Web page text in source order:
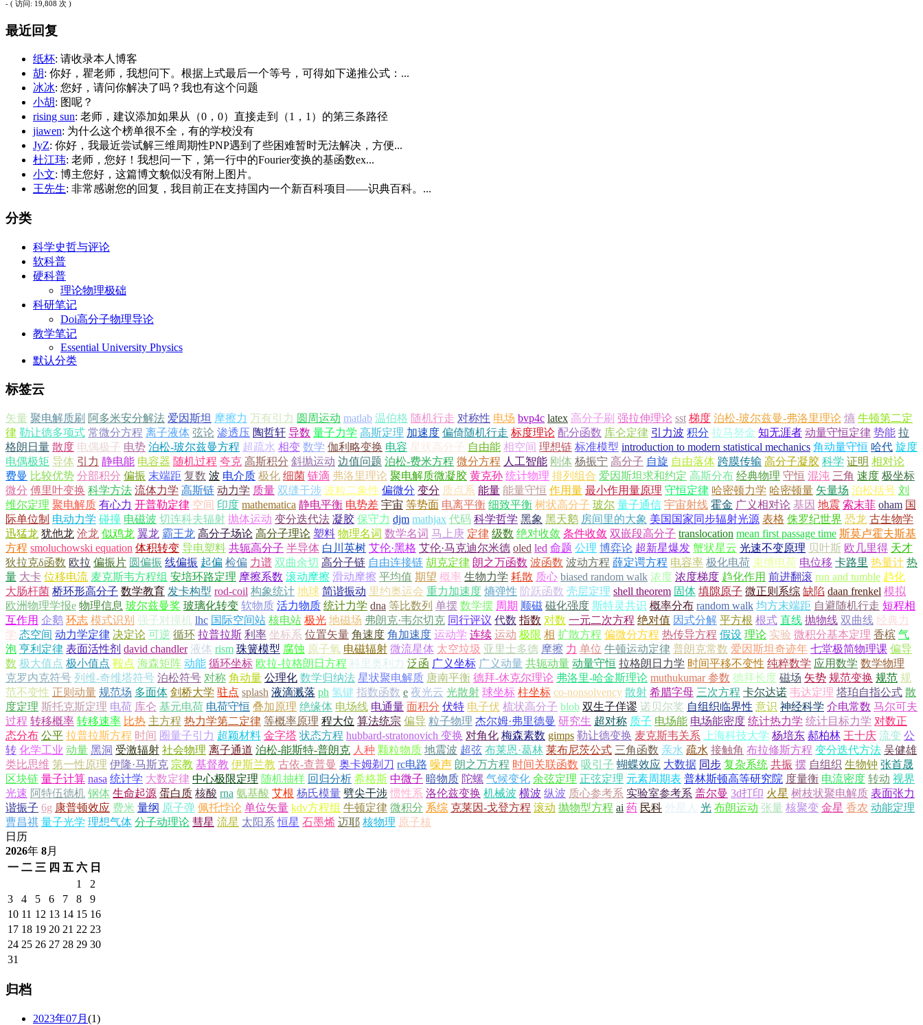
- ( 访问: 19,808 次 )
最近回复
纸杯: 请收录本人博客
胡: 你好，瞿老师，我想问下。根据上式最后一个等号，可得如下递推公式：...
冰冰: 您好，请问你解决了吗？我也有这个问题
小胡: 图呢？
rising sun: 老师，建议添加如果从（0，0）直接走到（1，1）的第三条路径
jiawen: 为什么这个榜单很不全，有的学校没有
JyZ: 你好，我最近尝试解三维周期性PNP遇到了些困难暂时无法解决，方便...
杜江玮: 老师，您好！我想问一下，第一行中的Fourier变换的基函数ex...
小文: 博主您好，这篇博文貌似没有附上图片。
王先生: 非常感谢您的回复，我目前正在支持国内一个新百科项目——识典百科。...
分类
科学史哲与评论
软科普
硬科普
理论物理极础
科研笔记
Doi高分子物理导论
教学笔记
Essential University Physics
默认分类
标签云
矢量 聚电解质刷 阿多米安分解法 爱因斯坦 摩擦力 万有引力 圆周运动 matlab 温伯格 随机行走 对称性 电场 bvp4c latex 高分子刷 强拉伸理论 sst 梯度 泊松-玻尔兹曼-弗洛里理论 熵 牛顿第二定
律 勒让德多项式 常微分方程 离子液体 弦论 渗透压 陶哲轩 导数 量子力学 高斯定理 加速度 偏倚随机行走 标度理论 配分函数 库仑定律 引力波 积分 拉马努金 知无涯者 动量守恒定律 势能 拉
格朗日量 散度 电偶极子 电势 泊松-玻尔兹曼方程 超疏水 相变 数学 伽利略变换 电容 星状高分子 自由能 相空间 理想链 标准模型 introduction to modern statistical mechanics 角动量守恒 哈代 旋度
电偶极矩 导体 引力 静电能 电容器 随机过程 夸克 高斯积分 斜抛运动 边值问题 泊松-费米方程 微分方程 人工智能 刚体 杨振宁 高分子 自旋 自由落体 跨膜传输 高分子凝胶 科学 证明 相对论
费曼 比较优势 分部积分 偏振 末端距 复数 波 电介质 极化 细菌 链滴 弗洛里理论 聚电解质微凝胶 黄克孙 统计物理 排列组合 爱因斯坦求和约定 高斯分布 经典物理 守恒 混沌 三角 速度 极坐标
微分 傅里叶变换 科学方法 流体力学 高斯链 动力学 质量 双缝干涉 波粒二象性 偏微分 变分 质点系 能量 能量守恒 作用量 最小作用量原理 守恒定律 哈密顿力学 哈密顿量 矢量场 泊松括号 刘
维尔定理 聚电解质 有心力 开普勒定律 空间 印度 mathematica 静电平衡 电势差 宇宙 等势面 电离平衡 细致平衡 树状高分子 玻尔 量子通信 宇宙射线 霍金 广义相对论 基因 地震 索末菲 oham 国
际单位制 电动力学 碰撞 电磁波 切连科夫辐射 抛体运动 变分迭代法 凝胶 保守力 djm mathjax 代码 科学哲学 黑象 黑天鹅 房间里的大象 美国国家同步辐射光源 表格 侏罗纪世界 恐龙 古生物学
迅猛龙 犹他龙 沧龙 似鸡龙 翼龙 霸王龙 高分子场论 高分子理论 塑料 物理名词 数学名词 马上庚 定律 级数 绝对收敛 条件收敛 双嵌段高分子 translocation mean first passage time 斯莫卢霍夫斯基
方程 smoluchowski equation 体积转变 导电塑料 共轭高分子 半导体 白川英树 艾伦·黑格 艾伦·马克迪尔米德 oled led 命题 公理 博弈论 超新星爆发 蟹状星云 光速不变原理 贝叶斯 欧几里得 天才
狄拉克δ函数 欧拉 偏振片 圆偏振 线偏振 起偏 检偏 力谱 双曲余切 高分子链 自由连接链 胡克定律 朗之万函数 波函数 波动方程 薛定谔方程 电容率 极化电荷 束缚电荷 电位移 卡路里 热量计 热
量 大卡 位移电流 麦克斯韦方程组 安培环路定理 摩擦系数 滚动摩擦 滑动摩擦 平均值 期望 概率 生物力学 耗散 质心 biased random walk 浓度 浓度梯度 趋化作用 前进翻滚 run and tumble 趋化
大肠杆菌 桥环形高分子 数学教育 发卡构型 rod-coil 构象统计 地球 简谐振动 里约奥运会 重力加速度 熵弹性 阶跃函数 壳层定理 shell theorem 固体 填隙原子 微正则系综 缺陷 daan frenkel 模拟
欧洲物理学报e 物理信息 玻尔兹曼奖 玻璃化转变 软物质 活力物质 统计力学 dna 等比数列 单摆 数学摆 周期 顺磁 磁化强度 斯特灵共识 概率分布 random walk 均方末端距 自避随机行走 短程相
互作用 企鹅 环志 模式识别 强子对撞机 lhc 国际空间站 核电站 极光 地磁场 弗朗克·韦尔切克 同行评议 代数 指数 对数 一元二次方程 绝对值 因式分解 平方根 根式 直线 抛物线 双曲线 经典力
学 态空间 动力学定律 决定论 可逆 循环 拉普拉斯 利率 坐标系 位置矢量 角速度 角加速度 运动学 连续 运动 极限 相 扩散方程 偏微分方程 热传导方程 假设 理论 实验 微积分基本定理 香槟 气
泡 亨利定律 表面活性剂 david chandler 液体 rism 珠簧模型 腐蚀 原子氧 电磁辐射 微流星体 太空垃圾 亚里士多德 摩擦 力 单位 牛顿运动定律 普朗克常数 爱因斯坦奇迹年 七堂极简物理课 偏导
数 极大值点 极小值点 鞍点 海森矩阵 动能 循环坐标 欧拉-拉格朗日方程 科里奥利力 泛函 广义坐标 广义动量 共轭动量 动量守恒 拉格朗日力学 时间平移不变性 纯粹数学 应用数学 数学物理
克罗内克符号 列维-奇维塔符号 泊松符号 对称 角动量 公理化 数学归纳法 星状聚电解质 唐南平衡 德拜-休克尔理论 弗洛里-哈金斯理论 muthukumar 参数 德拜长度 磁场 矢势 规范变换 规范 规
范不变性 正则动量 规范场 多面体 剑桥大学 驻点 splash 液滴溅落 ph 氢键 指数函数 e 夜光云 光散射 球坐标 柱坐标 co-nonsolvency 散射 希腊字母 三次方程 卡尔达诺 韦达定理 塔珀自指公式 散
度定理 斯托克斯定理 电荷 库仑 基元电荷 电荷守恒 叠加原理 绝缘体 电场线 电通量 面积分 伏特 电子伏 梳状高分子 blob 双生子佯谬 诺贝尔奖 自组织临界性 意识 神经科学 介电常数 马尔可夫
过程 转移概率 转移速率 比热 主方程 热力学第二定律 等概率原理 程大位 算法统宗 偏导 粒子物理 杰尔姆·弗里德曼 研究生 超对称 质子 电场能 电场能密度 统计热力学 统计目标力学 对数正
态分布 公平 拉普拉斯方程 时间 圈量子引力 超颖材料 金字塔 状态方程 hubbard-stratonovich 变换 对角化 梅森素数 gimps 勒让德变换 麦克斯韦关系 上海科技大学 杨培东 郝柏林 王十庆 流变 公
转 化学工业 动量 黑洞 受激辐射 社会物理 离子通道 泊松-能斯特-普朗克 人种 颗粒物质 地震波 超弦 布莱恩·葛林 莱布尼茨公式 三角函数 亲水 疏水 接触角 布拉修斯方程 变分迭代方法 吴健雄
类比思维 第一性原理 伊隆·马斯克 宗教 基督教 伊斯兰教 古依-查普曼 奥卡姆剃刀 rc电路 噪声 朗之万方程 时间关联函数 吸引子 蝴蝶效应 大数据 同步 复杂系统 共振 摆 自组织 生物钟 张首晟
区块链 量子计算 nasa 统计学 大数定律 中心极限定理 随机抽样 回归分析 希格斯 中微子 暗物质 陀螺 气候变化 余弦定理 正弦定理 元素周期表 普林斯顿高等研究院 度量衡 电流密度 转动 视界
光速 阿特伍德机 钢体 生命起源 蛋白质 核酸 rna 氨基酸 艾根 杨氏模量 劈尖干涉 惯性系 洛伦兹变换 机械波 横波 纵波 质心参考系 实验室参考系 盖尔曼 3d打印 火星 树枝状聚电解质 表面张力
谐振子 6g 康普顿效应 费米 量纲 原子弹 佩托悖论 单位矢量 kdv方程组 牛顿定律 微积分 系综 克莱因-戈登方程 滚动 抛物型方程 ai 药 民科 外星人 光 布朗运动 张量 核聚变 金星 香农 动能定理
曹昌祺 量子光学 理想气体 分子动理论 彗星 流星 太阳系 恒星 石墨烯 迈耶 核物理 原子核
日历
2026年 8月
一 二 三 四 五 六 日
1
2
3
4 5 6 7 8
9
10 11 12 13 14 15 16
17 18 19 20 21 22 23
24 25 26 27 28 29 30
31
归档
2023年07月 (1)